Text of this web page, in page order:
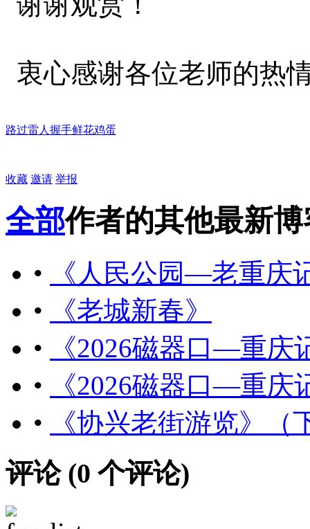
衷心感谢各位老师的热
路过雷人 握手鲜花鸡蛋
收藏 邀请 举报
全部作者的其他最新博
•
《人民公园—老重庆
•
《老城新春》
•
《2026磁器口—重庆
•
《2026磁器口—重庆
•
《协兴老街游览》（
评论 (0 个评论)